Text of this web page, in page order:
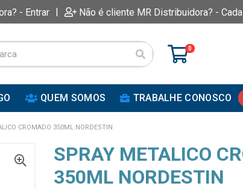
- Entrar | Não é cliente MR Distribuidora? -
0
QUEM SOMOS TRABALHE CONOSCO
CROMADO 350ML NORDESTIN
SPRAY METALICO
350ML NORDESTIN